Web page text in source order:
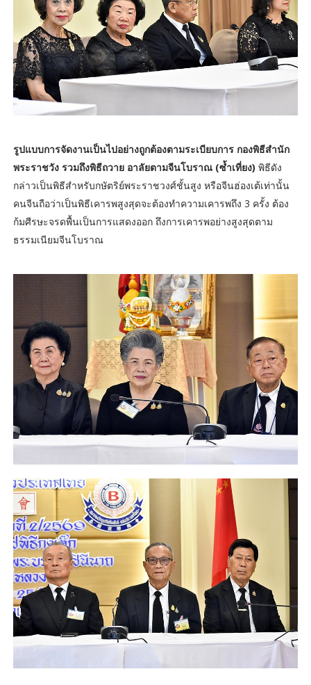
รูปแบบการจัดงานเป็นไปอย่างถูกต้องตามระเบียบการ กองพิธีสำนัก
พระราชวัง รวมถึงพิธีถวาย อาลัยตามจีนโบราณ (ซ้ำเที่ยง) พิธีดัง
กล่าวเป็นพิธีสำหรับกษัตริย์พระราชวงศ์ชั้นสูง หรือจีนฮ่องเต้เท่านั้น
คนจีนถือว่าเป็นพิธีเคารพสูงสุดจะต้องทำความเคารพถึง 3 ครั้ง ต้อง
ก้มศีรษะจรดพื้นเป็นการแสดงออก ถึงการเคารพอย่างสูงสุดตาม
ธรรมเนียมจีนโบราณ